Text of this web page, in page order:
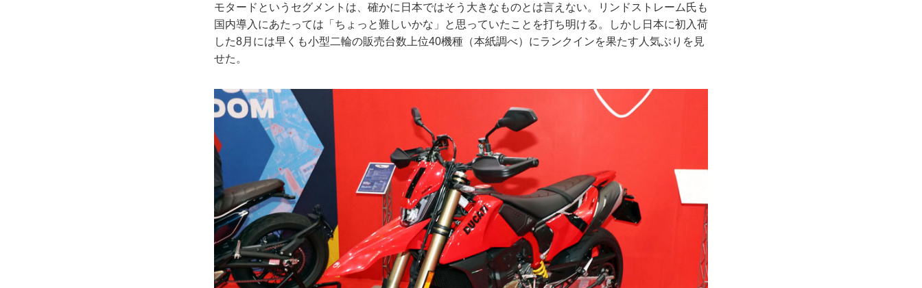
モタードというセグメントは、確かに日本ではそう大きなものとは言えない。リンドストレーム氏も
国内導入にあたっては「ちょっと難しいかな」と思っていたことを打ち明ける。しかし日本に初入荷
した8月には早くも小型二輪の販売台数上位40機種（本紙調べ）にランクインを果たす人気ぶりを見
せた。